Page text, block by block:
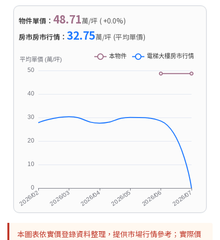
物件單價： 48.71萬/坪 ( +0.0%)
房市房市行情： 32.75萬/坪 (平均單價)
本圖表依實價登錄資料整理，提供市場行情參考；實際價